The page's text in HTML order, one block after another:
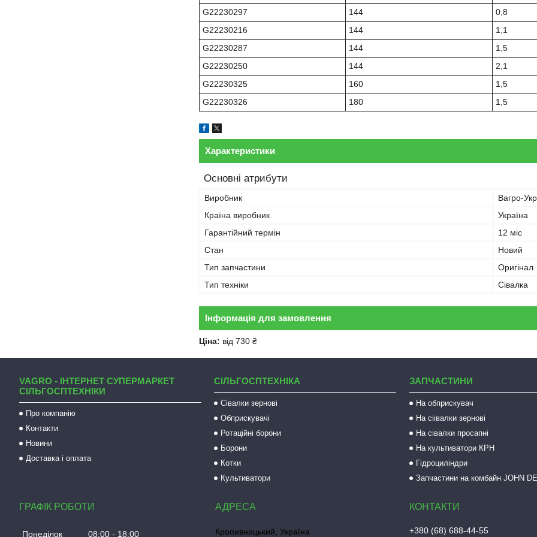
G22230297 144
0,8
G22230216
144
1,1
G22230287
144
1,5
G22230250
144
2,1
G22230325
160
1,5
G22230326
180 1,5
Характеристики
Основні атрибути
Виробник
Вагро-
Країна виробник
Україна
Гарантійний термін
12 міс
Стан
Новий
Тип запчастини
Оригінал
Тип техніки
Сівалка
Інформація для замовлення
Ціна: від 730 ₴
VAGRO - ІНТЕРНЕТ СУПЕРМАРКЕТ
СІЛЬГОСПТЕХНІКИ
Про компанію
Контакти
Новини
Доставка і оплата
СІЛЬГОСПТЕХНІКА
Сівалки зернові
Обприскувачі
Ротаційні борони
Борони
Котки
Культиватори
ЗАПЧАСТИНИ
На обприскувач
На сіівалки зернові
На сівалки просапні
На культиватори КРН
Гідроциліндри
Запчастини на комбайн JOHN
ГРАФІК РОБОТИ
Понеділок 08:00 18:00 Кропивницький, Україна
+380 (68) 688-44-55